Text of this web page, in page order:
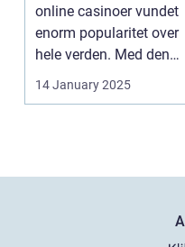
online casinoer vundet
enorm popularitet over
hele verden. Med den
teknolog...
14 January 2025